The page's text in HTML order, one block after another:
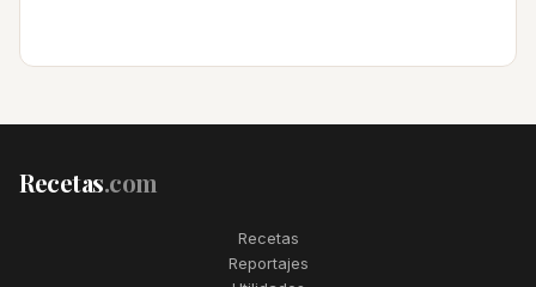
Recetas.com
Recetas
Reportajes